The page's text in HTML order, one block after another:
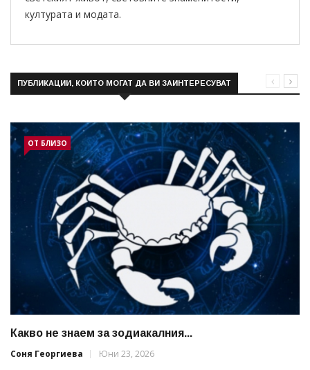
културата и модата.
ПУБЛИКАЦИИ, КОИТО МОГАТ ДА ВИ ЗАИНТЕРЕСУВАТ
ОТ БЛИЗО
Какво не знаем за зодиакалния...
Соня Георгиева
Юни 23, 2026